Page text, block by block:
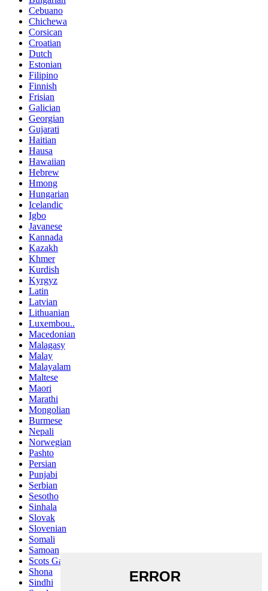
Cebuano
Chichewa
Corsican
Croatian
Dutch
Estonian
Filipino
Finnish
Frisian
Galician
Georgian
Gujarati
Haitian
Hausa
Hawaiian
Hebrew
Hmong
Hungarian
Icelandic
Igbo
Javanese
Kannada
Kazakh
Khmer
Kurdish
Kyrgyz
Latin
Latvian
Lithuanian
Luxembou..
Macedonian
Malagasy
Malay
Malayalam
Maltese
Maori
Marathi
Mongolian
Burmese
Nepali
Norwegian
Pashto
Persian
Punjabi
Serbian
Sesotho
Sinhala
Slovak
Slovenian
Somali
Samoan
Scots Gaelic
Shona
Sindhi